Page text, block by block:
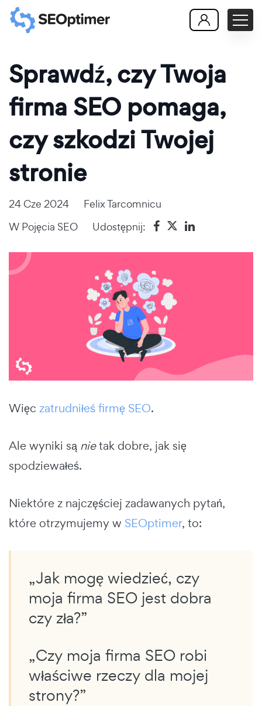
Sprawdź, czy Twoja
firma SEO pomaga,
czy szkodzi Twojej
stronie
24 Cze 2024
Felix Tarcomnicu
W Pojęcia SEO Udostępnij:
Więc zatrudniłeś firmę SEO.
Ale wyniki są nietak dobre, jak się
spodziewałeś.
Niektóre z najczęściej zadawanych pytań,
które otrzymujemy w SEOptimer, to:
„Jak mogę wiedzieć, czy
moja firma SEO jest dobra
czy zła?”
„Czy moja firma SEO robi
właściwe rzeczy dla mojej
strony?”